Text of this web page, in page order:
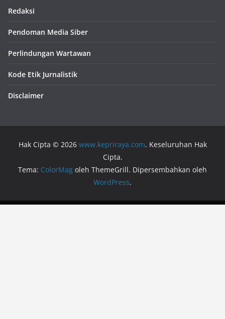
Redaksi
Pendoman Media Siber
Perlindungan Wartawan
Kode Etik Jurnalistik
Disclaimer
Hak Cipta © 2026 www.kepriraya.com. Keseluruhan Hak
Cipta.
Tema: ColorMag oleh ThemeGrill. Dipersembahkan oleh
WordPress.